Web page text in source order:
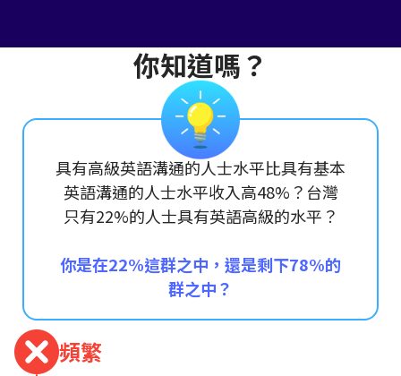
你知道嗎？
具有高級英語溝通的人士水平比具有基本
英語溝通的人士水平收入高48%？台灣
只有22%的人士具有英語高級的水平？
你是在22%這群之中，還是剩下78%的
群之中？
頻繁